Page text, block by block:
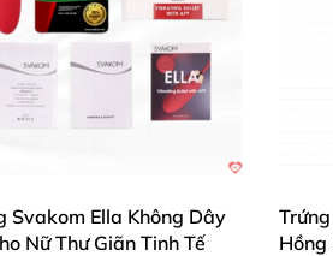
Svakom Ella Không Dây
Nữ Thư Giãn Tinh Tế
Hồng